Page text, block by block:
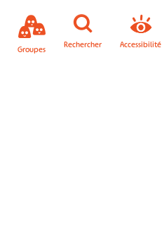
Groupes Rechercher Accessibilité